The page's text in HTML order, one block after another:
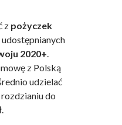
z pożyczek
2020+.
z Polską
udzielać
do